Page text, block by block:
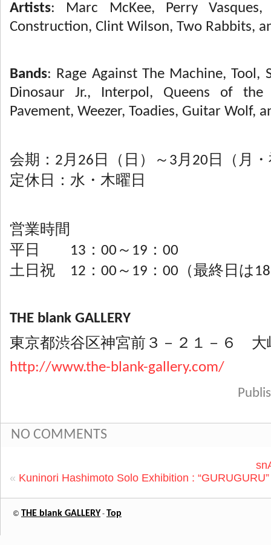
Artists: Marc McKee, Perry
Construction, Clint Wilson, Two Rabbits,
Bands: Rage Against The Machine, Tool,
Dinosaur Jr., Interpol, Queens of the
Pavement, Weezer, Toadies, Guitar Wolf,
会期：2月26日（日）～3月20日（月
定休日：水・木曜日
営業時間
平日 13：00～19：00
土日祝 12：00～19：00（最終日は
THE blank GALLERY
東京都渋谷区神宮前３－２１－６ 大
http://www.the-blank-gallery.com/
NO COMMENTS
« Kuninori Hashimoto Solo Exhibition : “GURUGURU”
© THE blank GALLERY - Top